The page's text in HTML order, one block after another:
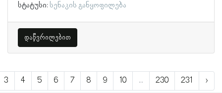
სტატუსი: სენაკის განყოფილება
დაწვრილებით
3 4 5 6 7 8 9 10 ... 230 231 ›